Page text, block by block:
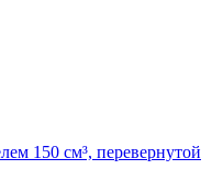
150 см³, перевернутой